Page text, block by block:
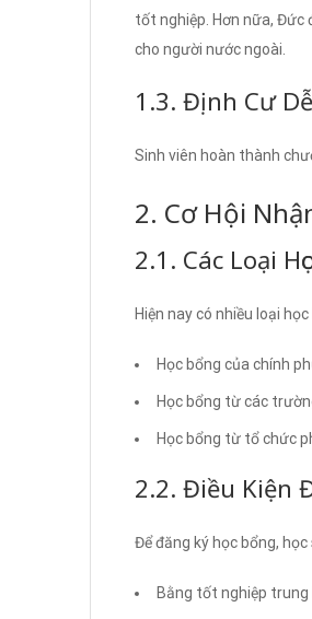
tốt nghiệp. Hơn nữa, Đức
cho người nước ngoài.
1.3. Định Cư
Sinh viên hoàn thành
2. Cơ Hội
2.1. Các Loại
Hiện nay có nhiều loại
Học bổng của chính
Học bổng từ các
Học bổng từ tổ chức
2.2. Điều Kiện
Để đăng ký học bổng, học
Bằng tốt nghiệp trung